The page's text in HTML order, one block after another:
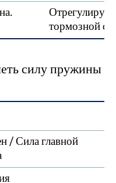
тормозной
силу пружины
/ Сила главной